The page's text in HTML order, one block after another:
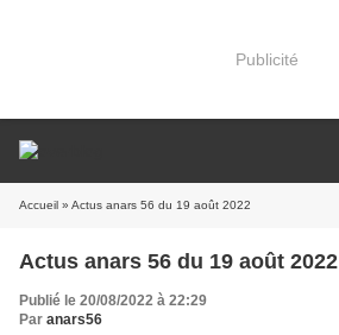
Publicité
Accueil » Actus anars 56 du 19 août 2022
Actus anars 56 du 19 août 2022
Publié le 20/08/2022 à 22:29
Par anars56